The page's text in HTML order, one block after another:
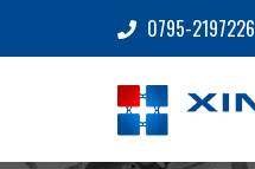
0795-2197226